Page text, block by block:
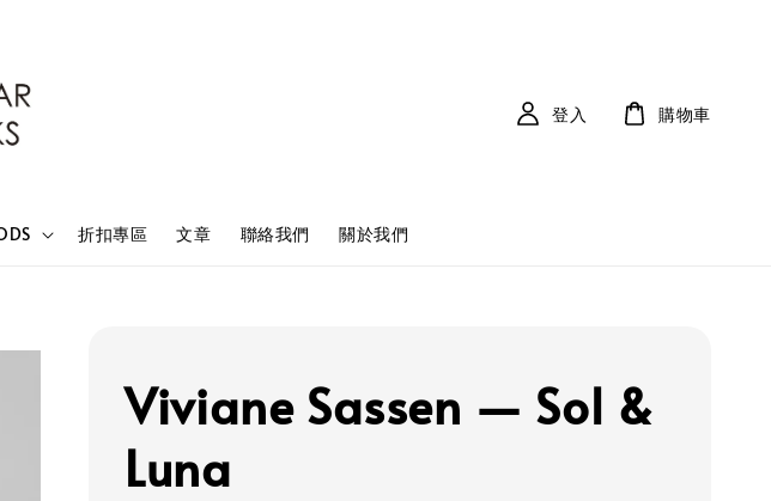
折扣專區 文章 聯絡我們 關於我們
登入 購物車
Viviane Sassen — Sol &
Luna